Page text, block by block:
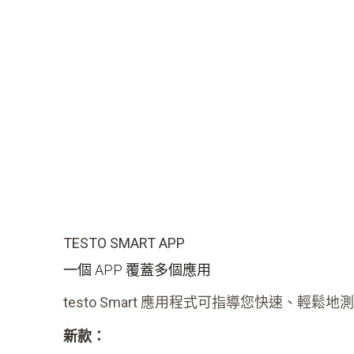
TESTO SMART APP
一個 APP 覆蓋多個應用
testo Smart 應用程式可指導您快速、輕鬆地
新款：